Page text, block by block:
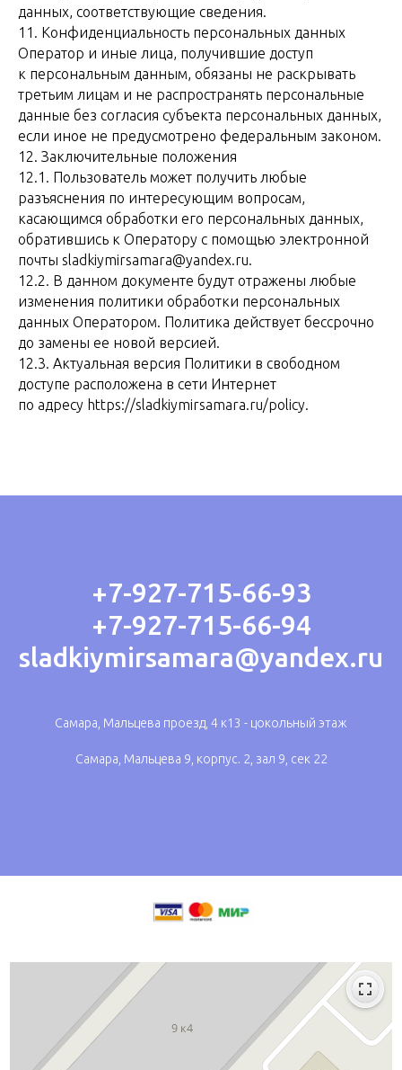
данных, соответствующие сведения.
11. Конфиденциальность персональных данных
Оператор и иные лица, получившие доступ
к персональным данным, обязаны не раскрывать
третьим лицам и не распространять персональные
данные без согласия субъекта персональных данных,
если иное не предусмотрено федеральным законом.
12. Заключительные положения
12.1. Пользователь может получить любые
разъяснения по интересующим вопросам,
касающимся обработки его персональных данных,
обратившись к Оператору с помощью электронной
почты sladkiymirsamara@yandex.ru.
12.2. В данном документе будут отражены любые
изменения политики обработки персональных
данных Оператором. Политика действует бессрочно
до замены ее новой версией.
12.3. Актуальная версия Политики в свободном
доступе расположена в сети Интернет
по адресу https://sladkiymirsamara.ru/policy.
+7-927-715-66-93
+7-927-715-66-94
sladkiymirsamara@yandex.ru
Самара, Мальцева проезд, 4 к13 - цокольный этаж
Самара, Мальцева 9, корпус. 2, зал 9, сек 22